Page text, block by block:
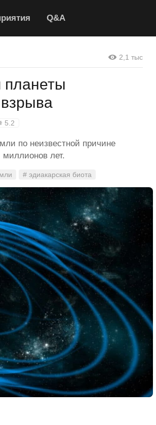
Q&A
2,1 тыс
планеты
5.2
по неизвестной причине
миллионов лет.
# эдиакарская биота